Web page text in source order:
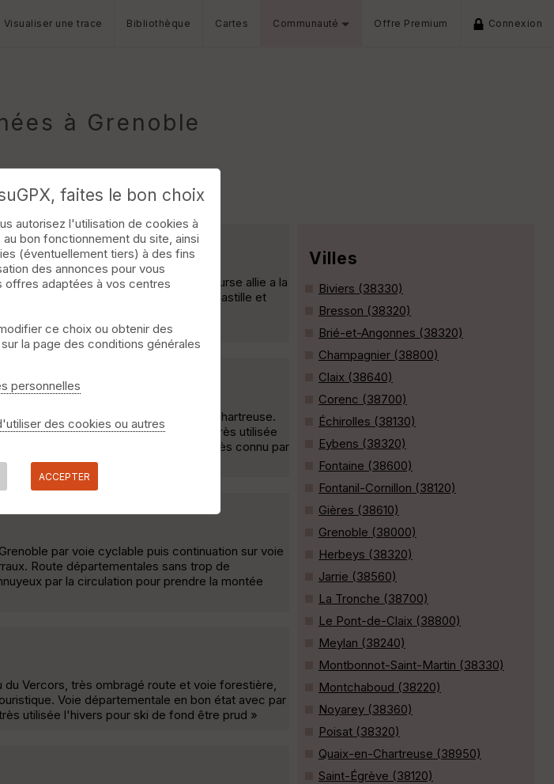
Visualiser une trace Bibliothèque Cartes Communauté Offre Premium Connexion
à Grenoble
de la ville de Grenoble. Cette course allie a la
une partie trail sur la montée de la bastille et
»
bouche très vite le panorama en Chartreuse.
de la Placette route départementale très utilisée
des 1000 pas de présence d'ombre, très connu par
par voie cyclable puis continuation sur voie
Route départementales sans trop de
par la circulation pour prendre la montée
du Vercors, très ombragé route et voie forestière,
Voie départementale en bon état avec par
utilisée l'hivers pour ski de fond être prud »
Villes
Biviers (38330)
Bresson (38320)
Brié-et-Angonnes (38320)
Champagnier (38800)
Claix (38640)
Corenc (38700)
Échirolles (38130)
Eybens (38320)
Fontaine (38600)
Fontanil-Cornillon (38120)
Gières (38610)
Grenoble (38000)
Herbeys (38320)
Jarrie (38560)
La Tronche (38700)
Le Pont-de-Claix (38800)
Meylan (38240)
Montbonnot-Saint-Martin (38330)
Montchaboud (38220)
Noyarey (38360)
Poisat (38320)
Quaix-en-Chartreuse (38950)
Saint-Égrève (38120)
faites le bon choix
autorisez l'utilisation de cookies à
bon fonctionnement du site, ainsi
(éventuellement tiers) à des fins
des annonces pour vous
adaptées à vos centres
ce choix ou obtenir des
la page des conditions générales
personnelles
des cookies ou autres
ACCEPTER